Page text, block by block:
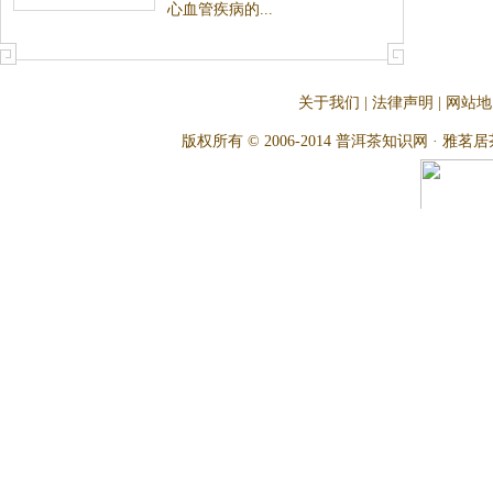
心血管疾病的...
关于我们 法律声明 网站
版权所有 © 2006-2014 普洱茶知识网 · 雅茗